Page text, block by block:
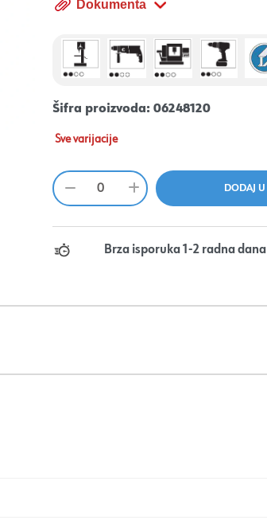
Dokumenta
Šifra proizvoda: 06248120
Sve varijacije
Brza isporuka 1-2 radna dana